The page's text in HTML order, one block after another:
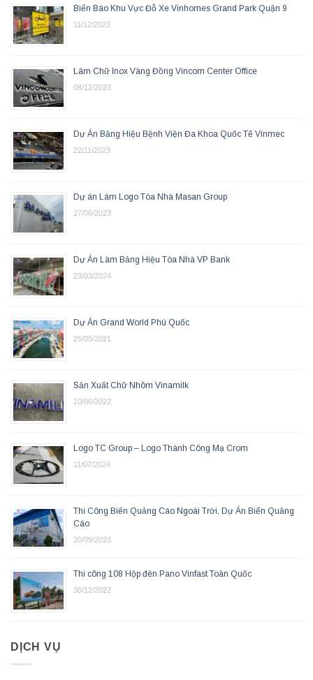
Biển Báo Khu Vực Đỗ Xe Vinhomes Grand Park Quận 9
11/12/2023
Làm Chữ Inox Vàng Đồng Vincom Center Office
08/12/2023
Dự Án Bảng Hiệu Bệnh Viện Đa Khoa Quốc Tế Vinmec
22/11/2023
Dự án Làm Logo Tòa Nhà Masan Group
27/06/2023
Dự Án Làm Bảng Hiệu Tòa Nhà VP Bank
23/03/2024
Dự Án Grand World Phú Quốc
25/05/2021
Sản Xuất Chữ Nhôm Vinamilk
10/06/2022
Logo TC Group – Logo Thành Công Mạ Crom
11/07/2024
Thi Công Biển Quảng Cáo Ngoài Trời, Dự Án Biển Quảng
Cáo
20/09/2023
Thi công 108 Hộp đèn Pano Vinfast Toàn Quốc
30/12/2022
DỊCH VỤ